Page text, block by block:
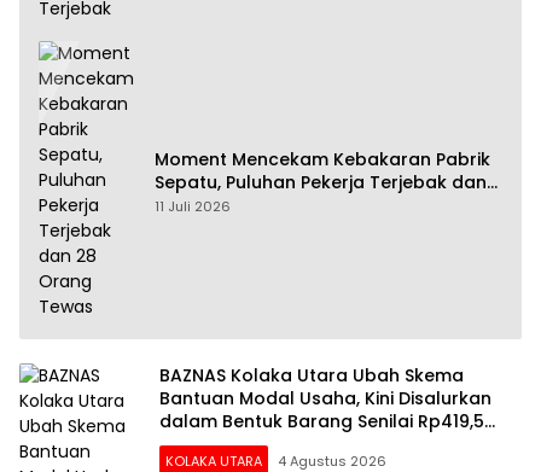
Moment Mencekam Kebakaran Pabrik
Sepatu, Puluhan Pekerja Terjebak dan
28 Orang Tewas
11 Juli 2026
BAZNAS Kolaka Utara Ubah Skema
Bantuan Modal Usaha, Kini Disalurkan
dalam Bentuk Barang Senilai Rp419,5
Juta
KOLAKA UTARA 4 Agustus 2026